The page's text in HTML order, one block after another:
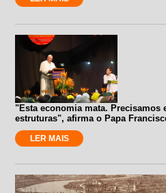
"Esta economia mata. Precisamos
estruturas", afirma o Papa
LER MAIS